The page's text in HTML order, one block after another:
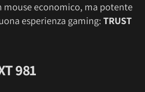
mouse economico, ma potente
esperienza gaming:TRUST
981